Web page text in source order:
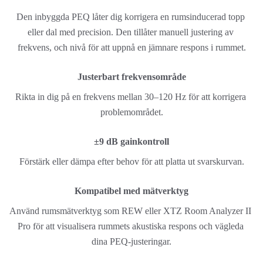
Den inbyggda PEQ låter dig korrigera en rumsinducerad topp
eller dal med precision. Den tillåter manuell justering av
frekvens, och nivå för att uppnå en jämnare respons i rummet.
Justerbart frekvensområde
Rikta in dig på en frekvens mellan 30–120 Hz för att korrigera
problemområdet.
±9 dB gainkontroll
Förstärk eller dämpa efter behov för att platta ut svarskurvan.
Kompatibel med mätverktyg
Använd rumsmätverktyg som REW eller XTZ Room Analyzer II
Pro för att visualisera rummets akustiska respons och vägleda
dina PEQ-justeringar.